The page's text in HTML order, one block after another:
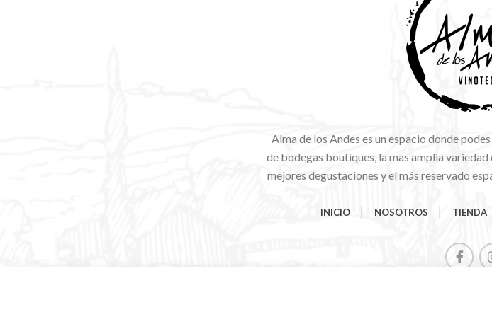
Alma de los Andes es un espacio donde
de bodegas boutiques, la mas amplia
mejores degustaciones y el más reservado
INICIO NOSOTROS TIENDA